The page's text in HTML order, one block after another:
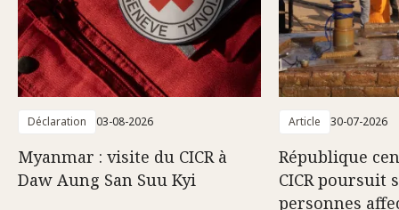
Déclaration 03-08-2026
Myanmar : visite du CICR à
Daw Aung San Suu Kyi
Article 30-07-2026
République
CICR poursuit
personnes